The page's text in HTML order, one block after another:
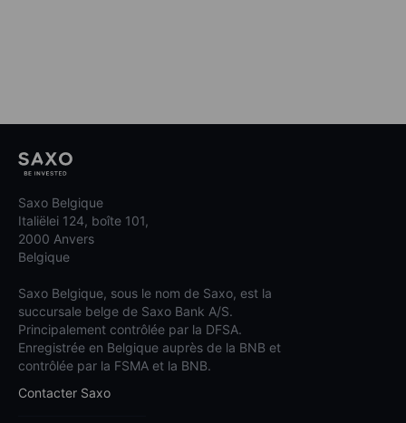
Saxo Belgique
Italiëlei 124, boîte 101,
2000 Anvers
Belgique
Saxo Belgique, sous le nom de Saxo, est la
succursale belge de Saxo Bank A/S.
Principalement contrôlée par la DFSA.
Enregistrée en Belgique auprès de la BNB et
contrôlée par la FSMA et la BNB.
Contacter Saxo